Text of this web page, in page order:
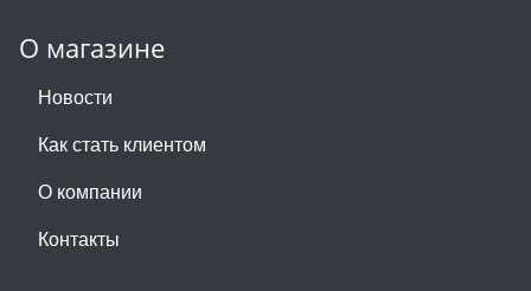
О магазине
Новости
Как стать клиентом
О компании
Контакты